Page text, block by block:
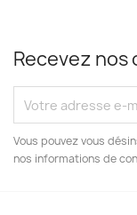
Recevez
Vous pouvez vous
nos informations de